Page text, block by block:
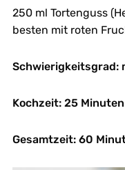
250 ml Tortenguss
besten mit roten
Schwierigkeitsgrad:
Kochzeit: 25 Minuten
Gesamtzeit: 60